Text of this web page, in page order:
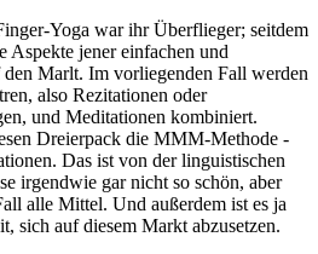
Yoga war ihr Überflieger; seitdem
Aspekte jener einfachen und
Marlt. Im vorliegenden Fall werden
also Rezitationen oder
und Meditationen kombiniert.
Dreierpack die MMM-Methode -
Das ist von der linguistischen
irgendwie gar nicht so schön, aber
alle Mittel. Und außerdem ist es ja
sich auf diesem Markt abzusetzen.